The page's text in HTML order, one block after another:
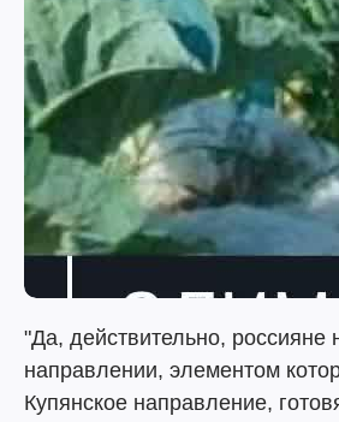
"Да, действительно, россияне
направлении, элементом
Купянское направление,